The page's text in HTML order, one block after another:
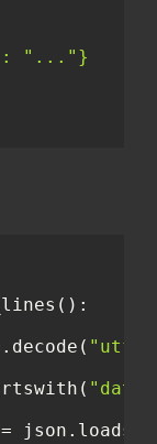
"..."}
"utf-